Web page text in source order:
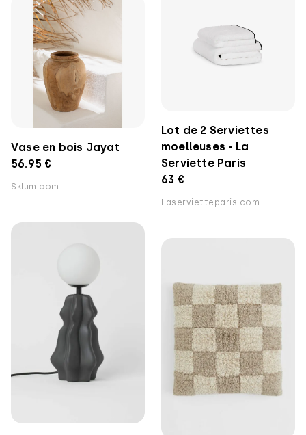
Lot de 2 Serviettes
moelleuses - La
Serviette Paris
63 €
Laservietteparis.com
Vase en bois Jayat
56.95 €
Sklum.com